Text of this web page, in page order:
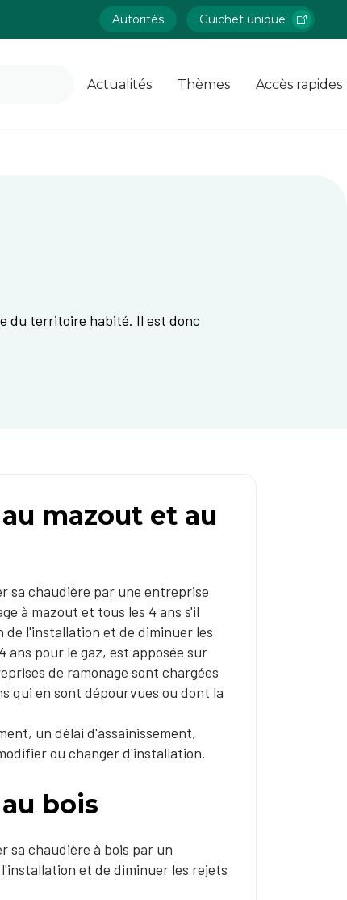
Autorités Guichet unique
Actualités Thèmes Accès rapides
du territoire habité. Il est donc
mazout et au
sa chaudière par une entreprise
à mazout et tous les 4 ans s'il
de l'installation et de diminuer les
ans pour le gaz, est apposée sur
de ramonage sont chargées
qui en sont dépourvues ou dont la
un délai d'assainissement,
ou changer d'installation.
bois
chaudière à bois par un
et de diminuer les rejets